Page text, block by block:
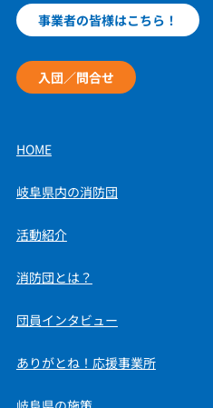
事業者の皆様はこちら！
入団／問合せ
HOME
岐阜県内の消防団
活動紹介
消防団とは？
団員インタビュー
ありがとね！応援事業所